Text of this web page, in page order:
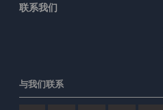
联系我们
与我们联系